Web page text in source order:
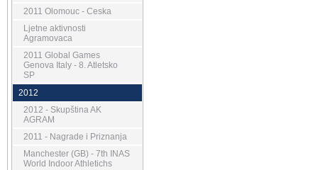
2011 Olomouc - Ceska
Ljetne aktivnosti
Agramovaca
2011 Global Games
Genova Italy - 8. Atletsko
SP
2012
2012 - Skupština AK
AGRAM
2011 - Nagrade i Priznanja
Manchester (GB) - 7th INAS
World Indoor Athletichs